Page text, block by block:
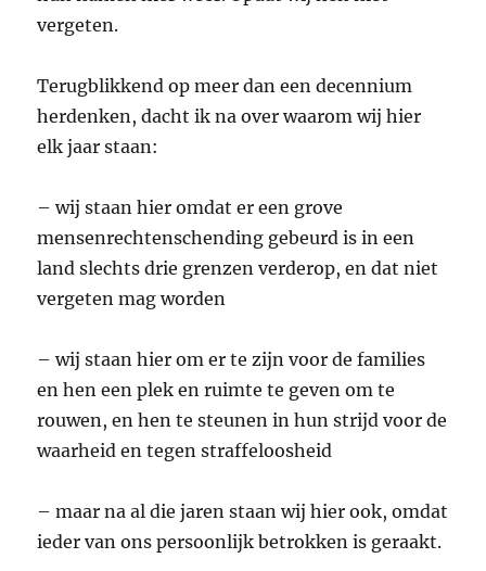
vergeten.
Terugblikkend op meer dan een decennium
herdenken, dacht ik na over waarom wij hier
elk jaar staan:
– wij staan hier omdat er een grove
mensenrechtenschending gebeurd is in een
land slechts drie grenzen verderop, en dat niet
vergeten mag worden
– wij staan hier om er te zijn voor de families
en hen een plek en ruimte te geven om te
rouwen, en hen te steunen in hun strijd voor de
waarheid en tegen straffeloosheid
– maar na al die jaren staan wij hier ook, omdat
ieder van ons persoonlijk betrokken is geraakt.